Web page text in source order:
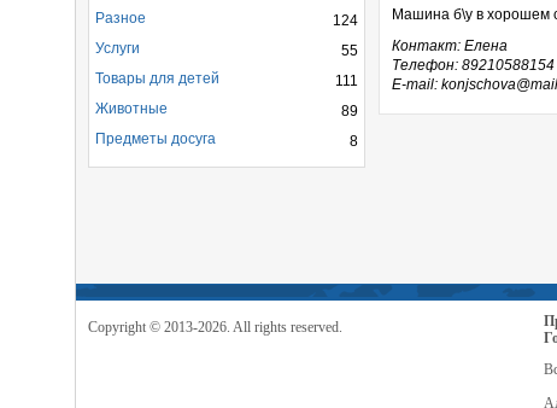
Машина б\у в хорошем
Контакт: Елена
Телефон: 89210588154
E-mail:
124
Разное
55
Услуги
111
Товары для детей
89
Животные
8
Предметы досуга
Copyright © 2013-2026. All rights reserved.